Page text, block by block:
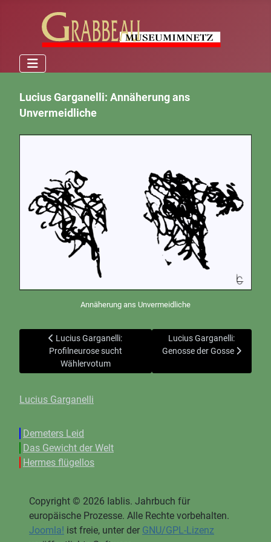
Lucius Garganelli: Annäherung ans
Unvermeidliche
Annäherung ans Unvermeidliche
Vorheriger Beitrag: Lucius Garganelli: Profilneurose sucht
Lucius Garganelli:
Profilneurose sucht
Wählervotum
Nächster Beitrag: Lucius
Lucius Garganelli:
Genosse der Gosse
Lucius Garganelli
Demeters Leid
Das Gewicht der Welt
Hermes flügellos
Copyright © 2026 Iablis. Jahrbuch für
europäische Prozesse. Alle Rechte vorbehalten.
Joomla! ist freie, unter der GNU/GPL-Lizenz